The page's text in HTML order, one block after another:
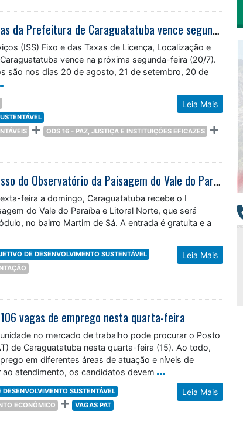
(ISS) Fixo e das Taxas de Licença, Localização e
vence na próxima segunda-feira (20/7).
são nos dias 20 de agosto, 21 de setembro, 20 de
Leia Mais
ODS 16 - PAZ, JUSTIÇA E INSTITUIÇÕES EFICAZES
feira a domingo, Caraguatatuba recebe o I
do Vale do Paraíba e Litoral Norte, que será
no bairro Martim de Sá. A entrada é gratuita e a
Leia Mais
DE DESENVOLVIMENTO SUSTENTÁVEL
vagas de emprego nesta quarta-feira
no mercado de trabalho pode procurar o Posto
de Caraguatatuba nesta quarta-feira (15). Ao todo,
em diferentes áreas de atuação e níveis de
atendimento, os candidatos devem
Leia Mais
SUSTENTÁVEL
ECONÔMICO
VAGAS PAT